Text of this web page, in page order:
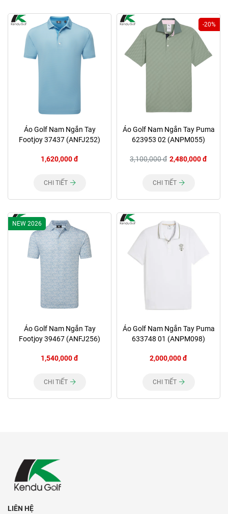
Áo Golf Nam Ngắn Tay
Footjoy 37437 (ANFJ252)
1,620,000 đ
CHI TIẾT
-20%
Áo Golf Nam Ngắn Tay Puma
623953 02 (ANPM055)
3,100,000 đ 2,480,000 đ
CHI TIẾT
NEW 2026
Áo Golf Nam Ngắn Tay
Footjoy 39467 (ANFJ256)
1,540,000 đ
CHI TIẾT
Áo Golf Nam Ngắn Tay Puma
633748 01 (ANPM098)
2,000,000 đ
CHI TIẾT
LIÊN HỆ